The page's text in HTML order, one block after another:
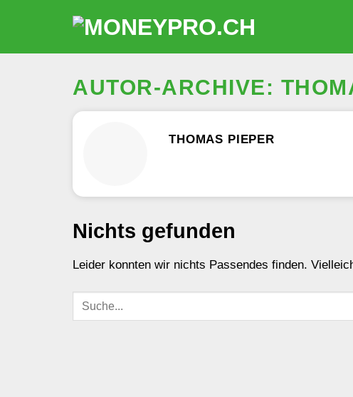
AUTOR-ARCHIVE:
THOMAS PIEPER
Nichts gefunden
Leider konnten wir nichts Passendes finden.